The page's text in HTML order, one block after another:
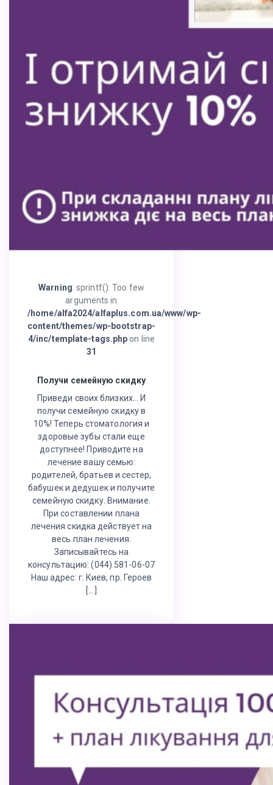
Warning: sprintf(): Too few
arguments in
/home/alfa2024/alfaplus.com.ua/www/wp-
content/themes/wp-bootstrap-
4/inc/template-tags.php on line
31
Получи семейную скидку
Приведи своих близких… И
получи семейную скидку в
10%! Теперь стоматология и
здоровые зубы стали еще
доступнее! Приводите на
лечение вашу семью:
родителей, братьев и сестер,
бабушек и дедушек и получите
семейную скидку. Внимание.
При составлении плана
лечения скидка действует на
весь план лечения.
Записывайтесь на
консультацию: (044) 581-06-07
Наш адрес: г. Киев, пр. Героев
[…]